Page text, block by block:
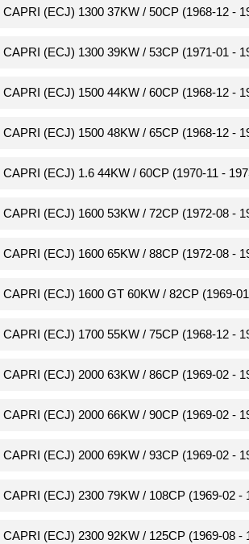
(ECJ) 1300 37KW / 50CP (1968-12 -
(ECJ) 1300 39KW / 53CP (1971-01 -
(ECJ) 1500 44KW / 60CP (1968-12 -
(ECJ) 1500 48KW / 65CP (1968-12 -
(ECJ) 1.6 44KW / 60CP (1970-11 -
(ECJ) 1600 53KW / 72CP (1972-08 -
(ECJ) 1600 65KW / 88CP (1972-08 -
(ECJ) 1600 GT 60KW / 82CP (1969-
(ECJ) 1700 55KW / 75CP (1968-12 -
(ECJ) 2000 63KW / 86CP (1969-02 -
(ECJ) 2000 66KW / 90CP (1969-02 -
(ECJ) 2000 69KW / 93CP (1969-02 -
(ECJ) 2300 79KW / 108CP (1969-02 -
(ECJ) 2300 92KW / 125CP (1969-08 -